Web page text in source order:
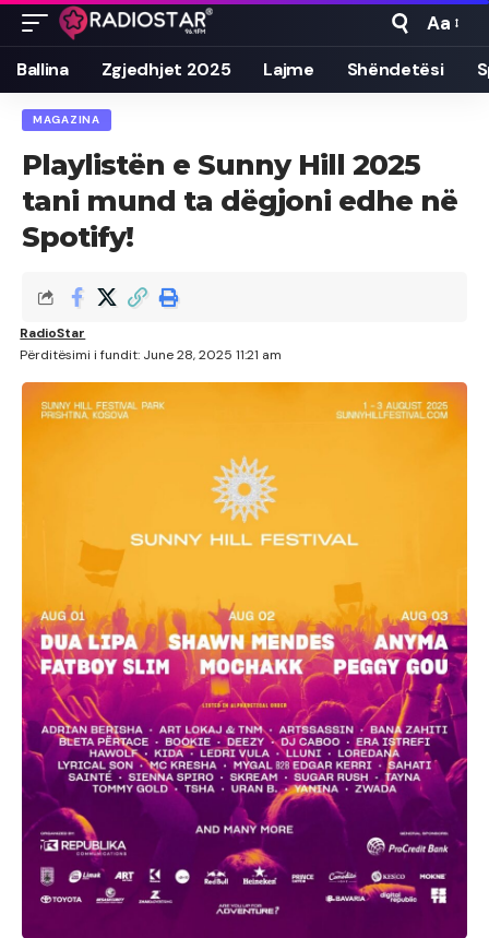
Font
Resizer
Aa
Ballina Zgjedhjet 2025 Lajme Shëndetësi
MAGAZINA
Playlistën e Sunny Hill 2025
tani mund ta dëgjoni edhe në
Spotify!
Përditësimi i fundit: June 28, 2025 11:21 am
RadioStar